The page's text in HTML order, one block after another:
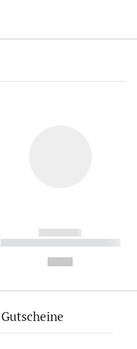
------------
----------- ----------- ----------
Gutscheine